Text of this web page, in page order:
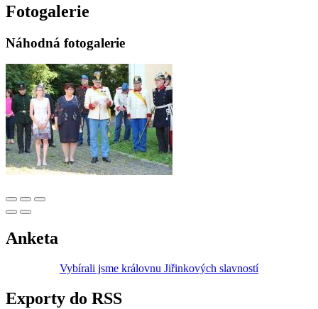
Fotogalerie
Náhodná fotogalerie
Anketa
Vybírali jsme královnu Jiřinkových slavností
Exporty do RSS